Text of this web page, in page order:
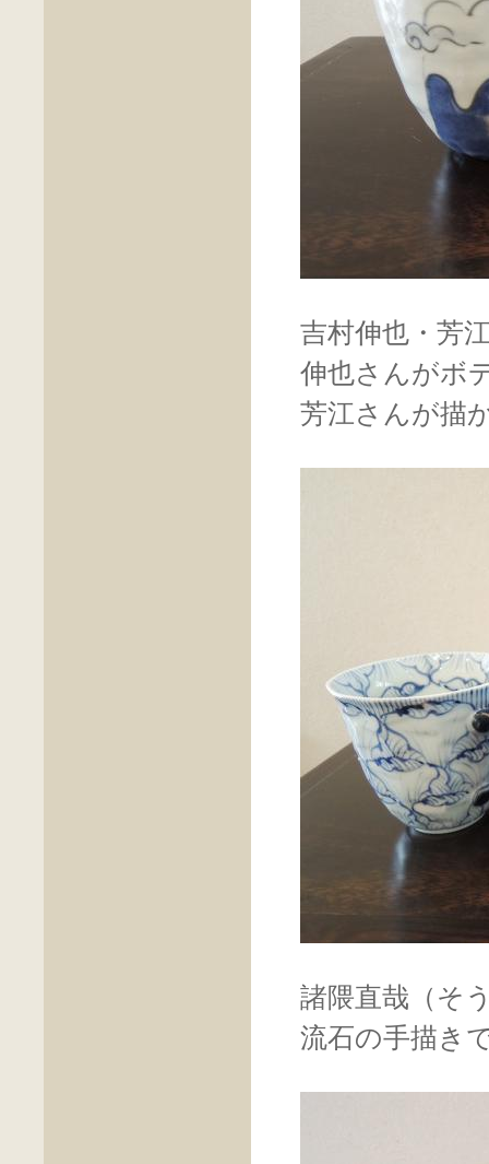
吉村伸也・芳
伸也さんがボ
芳江さんが描
諸隈直哉（そ
流石の手描き